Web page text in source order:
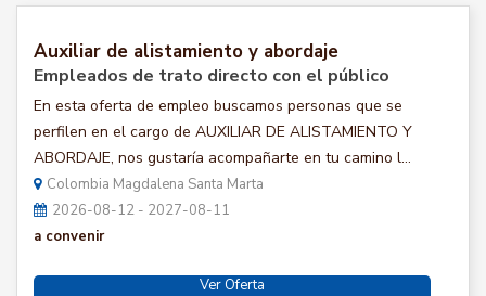
Auxiliar de alistamiento y abordaje
Empleados de trato directo con el público
En esta oferta de empleo buscamos personas que se
perfilen en el cargo de AUXILIAR DE ALISTAMIENTO Y
ABORDAJE, nos gustaría acompañarte en tu camino l...
Colombia Magdalena Santa Marta
2026-08-12 - 2027-08-11
a convenir
Ver Oferta